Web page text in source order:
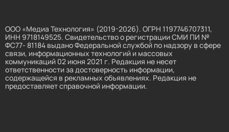
ООО «Медиа Технология» (2019-2026). ОГРН 1197746707311,
ИНН 9718149525. Свидетельство о регистрации СМИ ПИ №
ФС77- 81184 выдано Федеральной службой по надзору в сфере
связи, информационных технологий и массовых
коммуникаций 02 июня 2021 г. Редакция не несет
ответственности за достоверность информации,
содержащейся в рекламных объявлениях. Редакция не
предоставляет справочной информации.